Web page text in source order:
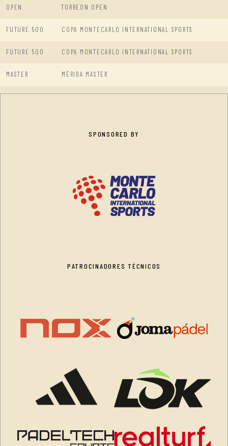
OPEN TORREON OPEN
FUTURE 500 COPA MONTECARLO INTERNATIONAL SPORTS
FUTURE 500 COPA MONTECARLO INTERNATIONAL SPORTS
MASTER MÉRIDA MASTER
SPONSORED BY
PATROCINADORES TÉCNICOS